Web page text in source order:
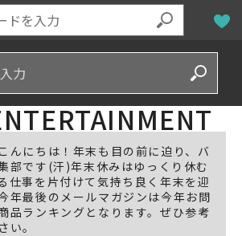
んにちは！年末も目の前に迫り、バ
部です(汗)年末休みはゆっくり休む
仕事を片付けて気持ち良く年末を迎
年最後のメールマガジンは今年お問
品ランキングとなります。ぜひ参考
い。